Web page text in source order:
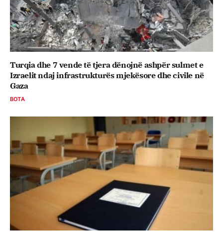
Turqia dhe 7 vende të tjera dënojnë ashpër sulmet e
Izraelit ndaj infrastrukturës mjekësore dhe civile në
Gaza
BOTA